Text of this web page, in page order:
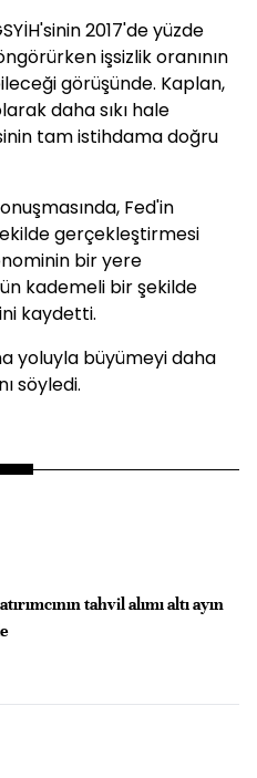
2017'de yüzde
işsizlik oranının
görüşünde. Kaplan,
daha sıkı hale
tam istihdama doğru
Fed'in
gerçekleştirmesi
bir yere
kademeli bir şekilde
kaydetti.
yoluyla büyümeyi daha
söyledi.
tahvil alımı altı ayın